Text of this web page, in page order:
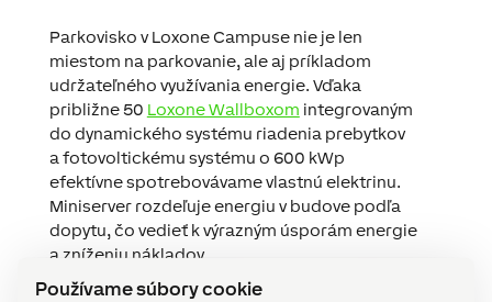
Používame súbory cookie
Parkovisko v Loxone Campuse nie je len
miestom na parkovanie, ale aj príkladom
udržateľného využívania energie. Vďaka
približne 50 Loxone Wallboxom integrovaným
do dynamického systému riadenia prebytkov
a fotovoltickému systému o 600 kWp
efektívne spotrebovávame vlastnú elektrinu.
Miniserver rozdeľuje energiu v budove podľa
dopytu, čo vedieť k výrazným úsporám energie
a zníženiu nákladov.